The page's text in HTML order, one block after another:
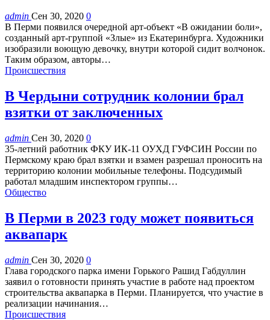
admin Сен 30, 2020 0
В Перми появился очередной арт-объект «В ожидании боли»,
созданный арт-группой «Злые» из Екатеринбурга. Художники
изобразили воющую девочку, внутри которой сидит волчонок.
Таким образом, авторы…
Происшествия
В Чердыни сотрудник колонии брал
взятки от заключенных
admin Сен 30, 2020 0
35-летний работник ФКУ ИК-11 ОУХД ГУФСИН России по
Пермскому краю брал взятки и взамен разрешал проносить на
территорию колонии мобильные телефоны. Подсудимый
работал младшим инспектором группы…
Общество
В Перми в 2023 году может появиться
аквапарк
admin Сен 30, 2020 0
Глава городского парка имени Горького Рашид Габдуллин
заявил о готовности принять участие в работе над проектом
строительства аквапарка в Перми. Планируется, что участие в
реализации начинания…
Происшествия